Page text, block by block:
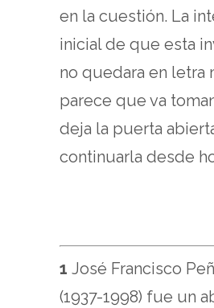
en la cuestión. La
inicial de que esta
no quedara en letra
parece que va
​​deja la puerta
continuarla desde
1 José Francisco
(1937-1998) fue un